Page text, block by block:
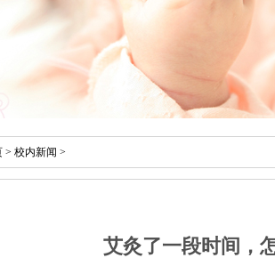
> 校内新闻 >
艾灸了一段时间，